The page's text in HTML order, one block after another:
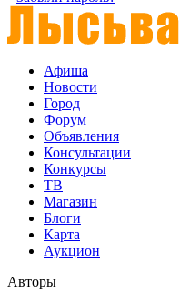
Афиша
Новости
Город
Форум
Объявления
Консультации
Конкурсы
ТВ
Магазин
Блоги
Карта
Аукцион
Авторы